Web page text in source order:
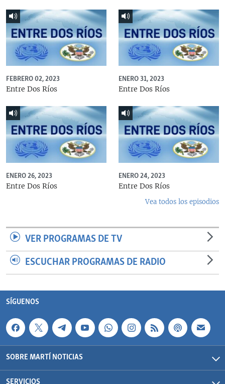
FEBRERO 02, 2023
Entre Dos Ríos
ENERO 31, 2023
Entre Dos Ríos
ENERO 26, 2023
Entre Dos Ríos
ENERO 24, 2023
Entre Dos Ríos
Vea todos los episodios
VER PROGRAMAS DE TV
ESCUCHAR PROGRAMAS DE RADIO
SÍGUENOS
SOBRE MARTÍ NOTICIAS
SERVICIOS